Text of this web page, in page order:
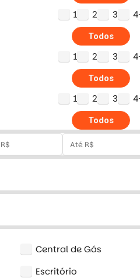
1 2 3
Todos
1 2 3
Todos
1 2 3
Todos
Central de Gás
Escritório